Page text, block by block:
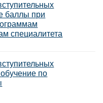
баллы при
специалитета
по